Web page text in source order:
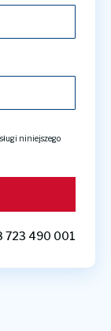
niniejszego
723 490 001